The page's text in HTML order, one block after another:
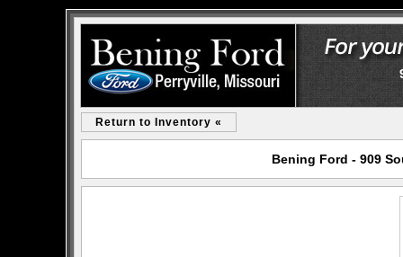
Return to Inventory «
Bening Ford - 909